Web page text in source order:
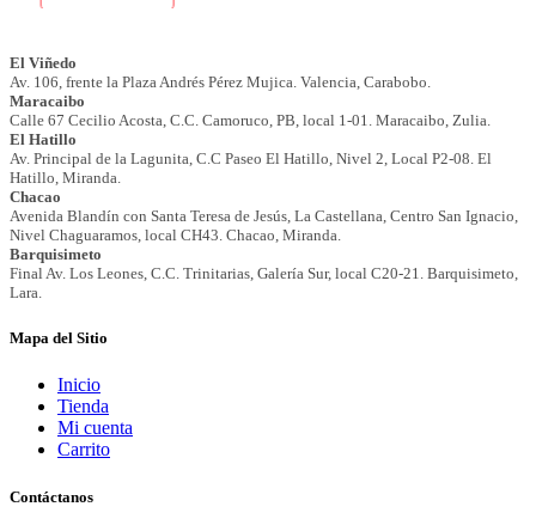
Mapa del Sitio
Inicio
Tienda
Mi cuenta
Carrito
Contáctanos